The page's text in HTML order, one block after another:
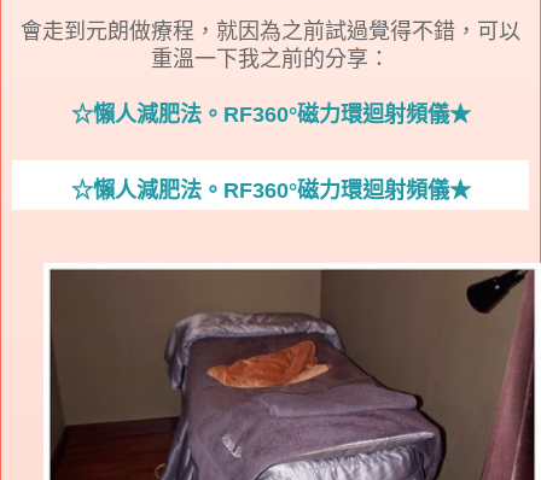
會走到元朗做療程，就因為之前試過覺得不錯，可以
重溫一下我之前的分享：
☆懶人減肥法。RF360°磁力環迴射頻儀★
☆懶人減肥法。RF360°磁力環迴射頻儀★